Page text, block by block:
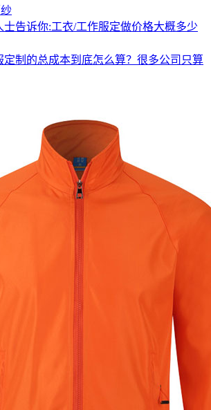
士告诉你:工衣/工作服定做价格大概多少
定制的总成本到底怎么算？很多公司只算